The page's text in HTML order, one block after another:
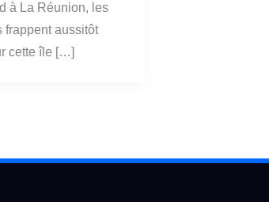
à La Réunion, les
frappent aussitôt
cette île […]